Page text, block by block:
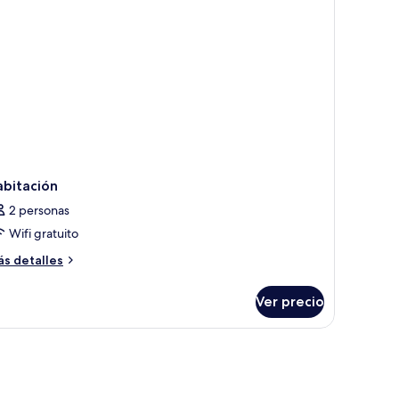
2 personas
Wifi gratuito
detalles
Ver precio